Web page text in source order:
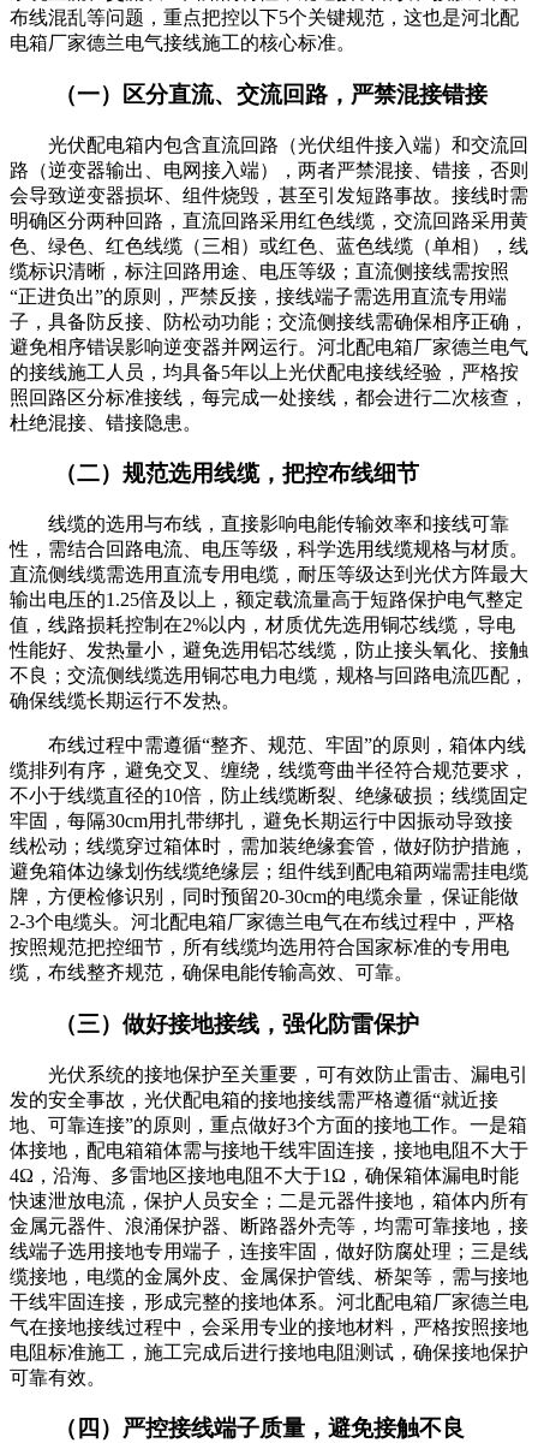
布线混乱等问题，重点把控以下5个关键规范，这也是河北配
电箱厂家德兰电气接线施工的核心标准。
（一）区分直流、交流回路，严禁混接错接
光伏配电箱内包含直流回路（光伏组件接入端）和交流回
路（逆变器输出、电网接入端），两者严禁混接、错接，否则
会导致逆变器损坏、组件烧毁，甚至引发短路事故。接线时需
明确区分两种回路，直流回路采用红色线缆，交流回路采用黄
色、绿色、红色线缆（三相）或红色、蓝色线缆（单相），线
缆标识清晰，标注回路用途、电压等级；直流侧接线需按照
“正进负出”的原则，严禁反接，接线端子需选用直流专用端
子，具备防反接、防松动功能；交流侧接线需确保相序正确，
避免相序错误影响逆变器并网运行。河北配电箱厂家德兰电气
的接线施工人员，均具备5年以上光伏配电接线经验，严格按
照回路区分标准接线，每完成一处接线，都会进行二次核查，
杜绝混接、错接隐患。
（二）规范选用线缆，把控布线细节
线缆的选用与布线，直接影响电能传输效率和接线可靠
性，需结合回路电流、电压等级，科学选用线缆规格与材质。
直流侧线缆需选用直流专用电缆，耐压等级达到光伏方阵最大
输出电压的1.25倍及以上，额定载流量高于短路保护电气整定
值，线路损耗控制在2%以内，材质优先选用铜芯线缆，导电
性能好、发热量小，避免选用铝芯线缆，防止接头氧化、接触
不良；交流侧线缆选用铜芯电力电缆，规格与回路电流匹配，
确保线缆长期运行不发热。
布线过程中需遵循“整齐、规范、牢固”的原则，箱体内线
缆排列有序，避免交叉、缠绕，线缆弯曲半径符合规范要求，
不小于线缆直径的10倍，防止线缆断裂、绝缘破损；线缆固定
牢固，每隔30cm用扎带绑扎，避免长期运行中因振动导致接
线松动；线缆穿过箱体时，需加装绝缘套管，做好防护措施，
避免箱体边缘划伤线缆绝缘层；组件线到配电箱两端需挂电缆
牌，方便检修识别，同时预留20-30cm的电缆余量，保证能做
2-3个电缆头。河北配电箱厂家德兰电气在布线过程中，严格
按照规范把控细节，所有线缆均选用符合国家标准的专用电
缆，布线整齐规范，确保电能传输高效、可靠。
（三）做好接地接线，强化防雷保护
光伏系统的接地保护至关重要，可有效防止雷击、漏电引
发的安全事故，光伏配电箱的接地接线需严格遵循“就近接
地、可靠连接”的原则，重点做好3个方面的接地工作。一是箱
体接地，配电箱箱体需与接地干线牢固连接，接地电阻不大于
4Ω，沿海、多雷地区接地电阻不大于1Ω，确保箱体漏电时能
快速泄放电流，保护人员安全；二是元器件接地，箱体内所有
金属元器件、浪涌保护器、断路器外壳等，均需可靠接地，接
线端子选用接地专用端子，连接牢固，做好防腐处理；三是线
缆接地，电缆的金属外皮、金属保护管线、桥架等，需与接地
干线牢固连接，形成完整的接地体系。河北配电箱厂家德兰电
气在接地接线过程中，会采用专业的接地材料，严格按照接地
电阻标准施工，施工完成后进行接地电阻测试，确保接地保护
可靠有效。
（四）严控接线端子质量，避免接触不良